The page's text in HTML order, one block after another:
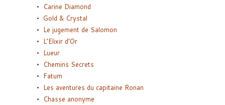
Carine Diamond
Gold & Crystal
Le jugement de Salomon
L’Elixir d’Or
Lueur
Chemins Secrets
Fatum
Les aventures du capitaine Ronan
Chasse anonyme